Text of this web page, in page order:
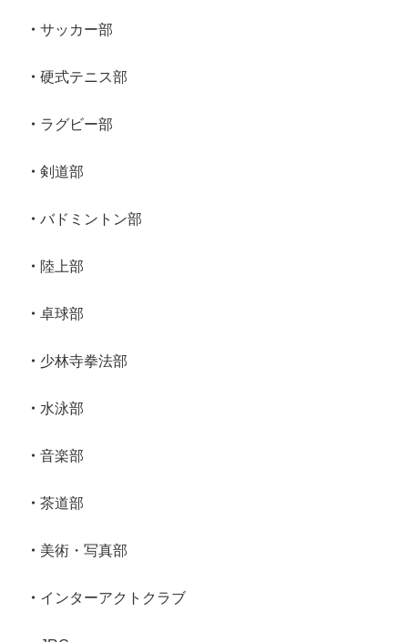
サッカー部
硬式テニス部
ラグビー部
剣道部
バドミントン部
陸上部
卓球部
少林寺拳法部
水泳部
音楽部
茶道部
美術・写真部
インターアクトクラブ